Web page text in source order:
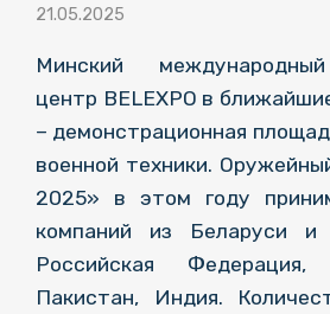
21.05.2025
Минский
центр BELEXPO в
– демонстрационная
военной техники.
2025» в этом году
компаний из Беларуси
Российская
Пакистан, Индия.